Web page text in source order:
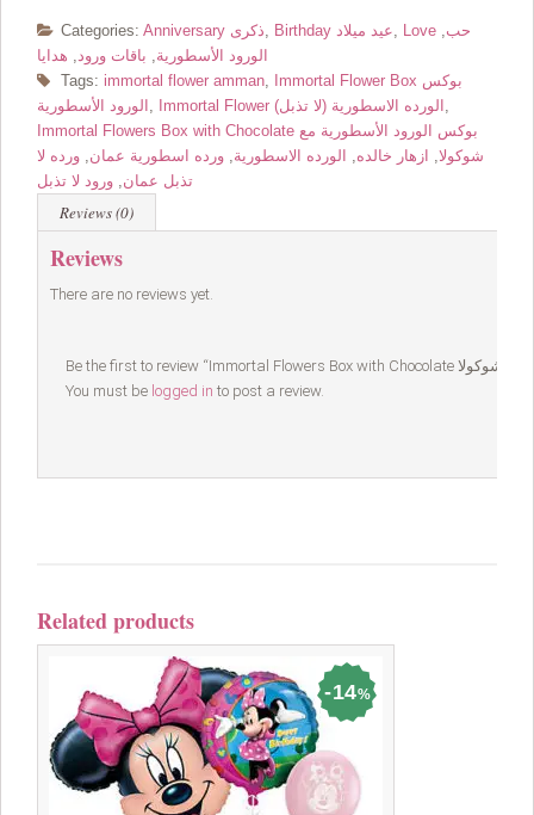
Categories: Anniversary ذكرى, Birthday عيد ميلاد, Love حب,
الورود الأسطورية, باقات ورود, هدايا
Tags: immortal flower amman,
Immortal Flower Box بوكس
الورود الأسطورية , Immortal Flower الورده الاسطورية (لا تذبل) ,
Immortal Flowers Box with Chocolate بوكس الورود الأسطورية مع
شوكولا, ازهار خالده, الورده الاسطورية, ورده اسطورية عمان, ورده لا
تذبل عمان, ورود لا تذبل
Reviews (0)
Reviews
There are no reviews yet.
You must be logged in to post a review.
Related products
14%